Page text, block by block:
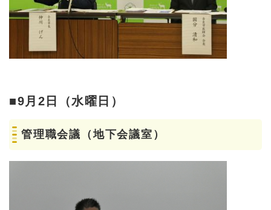
■9月2日（水曜日）
管理職会議（地下会議室）